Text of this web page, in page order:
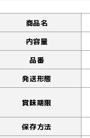
商品名
内容量
品番
発送形態
賞味期限
保存方法